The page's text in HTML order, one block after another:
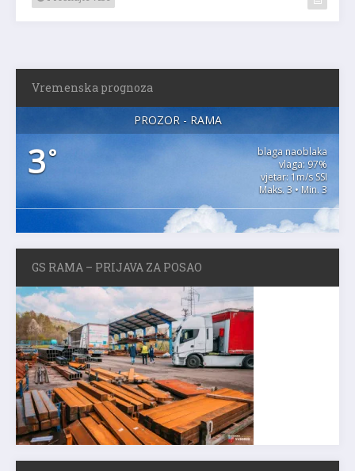
Vremenska prognoza
PROZOR - RAMA
3°
blaga naoblaka
vlaga: 97%
vjetar: 1m/s SSI
Maks. 3 • Min. 3
GS RAMA – PRIJAVA ZA POSAO